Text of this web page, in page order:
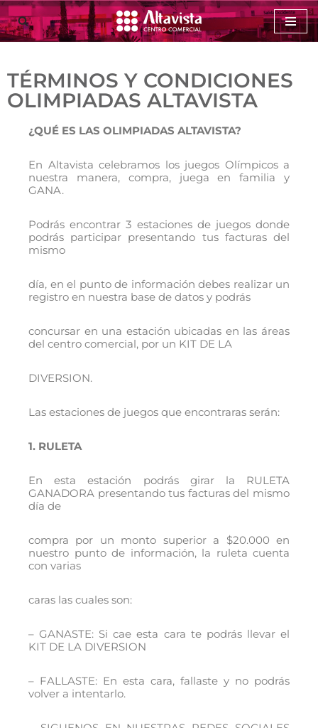
Saltar
contenido
TÉRMINOS Y CONDICIONES
OLIMPIADAS ALTAVISTA
¿QUÉ ES LAS OLIMPIADAS ALTAVISTA?
En Altavista celebramos los juegos Olímpicos a
nuestra manera, compra, juega en familia y
GANA.
Podrás encontrar 3 estaciones de juegos donde
podrás participar presentando tus facturas del
mismo
día, en el punto de información debes realizar un
registro en nuestra base de datos y podrás
concursar en una estación ubicadas en las áreas
del centro comercial, por un KIT DE LA
DIVERSION.
Las estaciones de juegos que encontraras serán:
1. RULETA
En esta estación podrás girar la RULETA
GANADORA presentando tus facturas del mismo
día de
compra por un monto superior a $20.000 en
nuestro punto de información, la ruleta cuenta
con varias
caras las cuales son:
– GANASTE: Si cae esta cara te podrás llevar el
KIT DE LA DIVERSION
– FALLASTE: En esta cara, fallaste y no podrás
volver a intentarlo.